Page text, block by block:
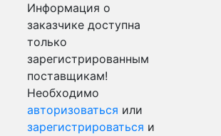
Информация о
заказчике доступна
только
зарегистрированным
поставщикам!
Необходимо
авторизоваться или
зарегистрироваться и